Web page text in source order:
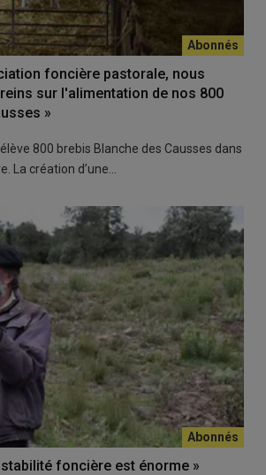
foncière pastorale, nous
sur l'alimentation de nos 800
»
800 brebis Blanche des Causses dans
La création d’une…
foncière est énorme »